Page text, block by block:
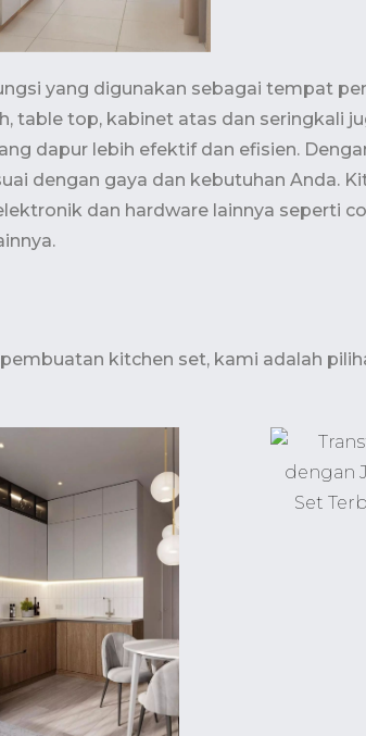
yang digunakan sebagai tempat
table top, kabinet atas dan seringkali
dapur lebih efektif dan efisien.
dengan gaya dan kebutuhan Anda.
dan hardware lainnya seperti
kitchen set, kami adalah